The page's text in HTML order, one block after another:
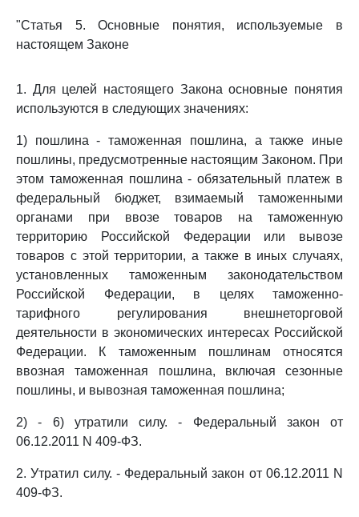
"Статья 5. Основные понятия, используемые в
настоящем Законе
1. Для целей настоящего Закона основные понятия
используются в следующих значениях:
1) пошлина - таможенная пошлина, а также иные
пошлины, предусмотренные настоящим Законом. При
этом таможенная пошлина - обязательный платеж в
федеральный бюджет, взимаемый таможенными
органами при ввозе товаров на таможенную
территорию Российской Федерации или вывозе
товаров с этой территории, а также в иных случаях,
установленных таможенным законодательством
Российской Федерации, в целях таможенно-
тарифного регулирования внешнеторговой
деятельности в экономических интересах Российской
Федерации. К таможенным пошлинам относятся
ввозная таможенная пошлина, включая сезонные
пошлины, и вывозная таможенная пошлина;
2) - 6) утратили силу. - Федеральный закон от
06.12.2011 N 409-ФЗ.
2. Утратил силу. - Федеральный закон от 06.12.2011 N
409-ФЗ.